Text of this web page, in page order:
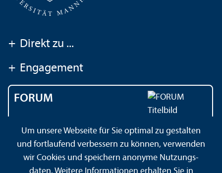
+ Direkt zu ...
+ Engagement
FORUM
Universität Mannheim
Um unsere Webseite für Sie optimal zu gestalten
und fortlaufend verbessern zu können, verwenden
wir Cookies und speichern anonyme Nutzungs­